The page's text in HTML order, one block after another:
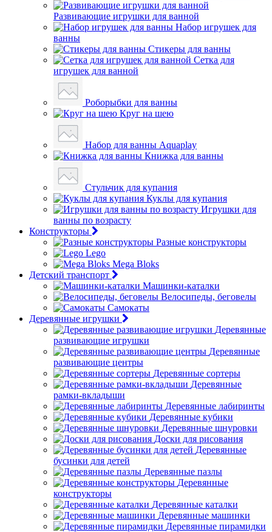
Развивающие игрушки для ванной
Набор игрушек для
ванны
Стикеры для ванны
Сетка для
игрушек для ванной
Роборыбки для ванны
Круг на шею
Набор для ванны Aquaplay
Книжка для ванны
Стульчик для купания
Куклы для купания
Игрушки для
ванны по возрасту
Конструкторы
Разные конструкторы
Lego
Mega Bloks
Детский транспорт
Машинки-каталки
Велосипеды, беговелы
Самокаты
Деревянные игрушки
Деревянные
развивающие игрушки
Деревянные
развивающие центры
Деревянные сортеры
Деревянные
рамки-вкладыши
Деревянные лабиринты
Деревянные кубики
Деревянные шнуровки
Доски для рисования
Деревянные
бусинки для детей
Деревянные пазлы
Деревянные
конструкторы
Деревянные каталки
Деревянные машинки
Деревянные пирамидки